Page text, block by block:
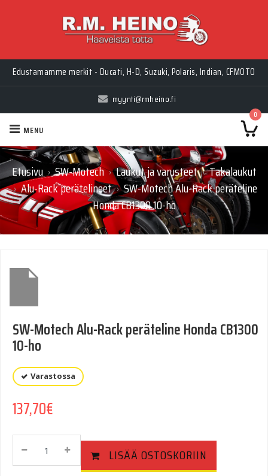
Edustamamme merkit - Ducati, H-D, Suzuki, Polaris, Indian, CFMOTO
myynti@rmheino.fi
0
MENU
Etusivu › SW-Motech › Laukut ja varusteet › Takalaukut
› Alu-Rack perätelineet › SW-Motech Alu-Rack peräteline
Honda CB1300 10-ho
SW-Motech Alu-Rack peräteline Honda CB1300
10-ho
Varastossa
137,70€
LISÄÄ OSTOSKORIIN